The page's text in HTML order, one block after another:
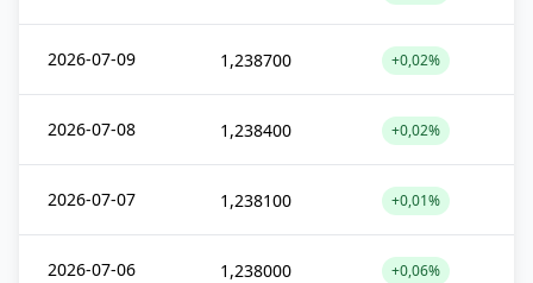
2026-07-09 1,238700 +0,02%
2026-07-08 1,238400 +0,02%
2026-07-07 1,238100 +0,01%
2026-07-06 1,238000 +0,06%